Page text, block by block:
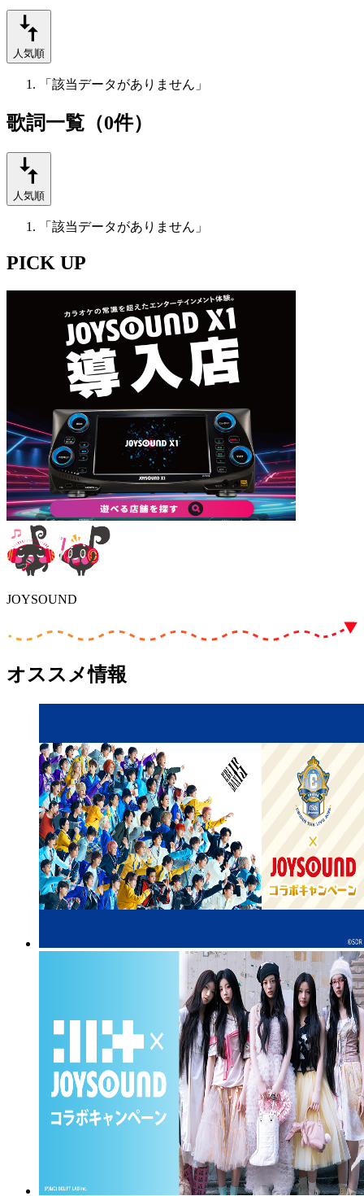
人気順
「該当データがありません」
歌詞一覧（0件）
人気順
「該当データがありません」
PICK UP
JOYSOUND
オススメ情報